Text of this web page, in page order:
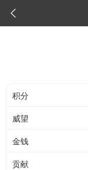

积分
威望
金钱
贡献